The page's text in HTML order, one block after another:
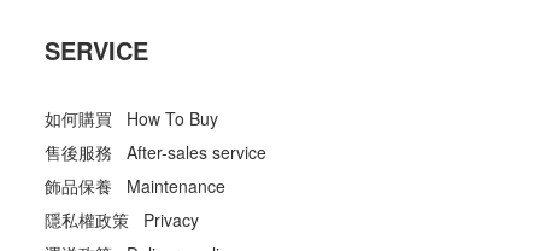
SERVICE
如何購買 How To Buy
售後服務 After-sales service
飾品保養 Maintenance
隱私權政策 Privacy